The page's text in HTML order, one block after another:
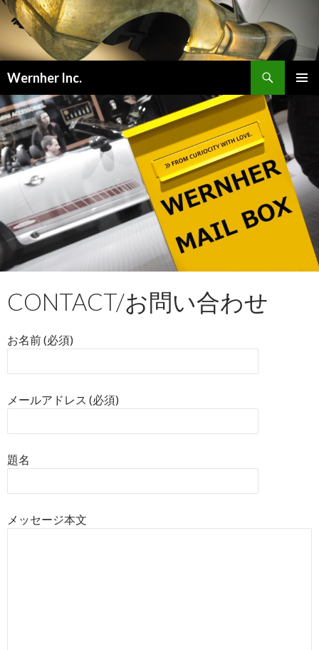
Wernher Inc.
索
ン
テ
ン
ツ
へ
ス
プ
CONTACT/お問い合わせ
お名前 (必須)
メールアドレス (必須)
題名
メッセージ本文